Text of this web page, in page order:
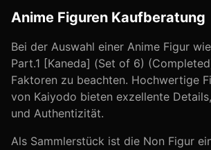
Anime Figuren Kaufberatung
Bei der Auswahl einer Anime Figur wie
Part.1 [Kaneda] (Set of 6)
Faktoren zu beachten. Hochwertige
von Kaiyodo bieten exzellente
und Authentizität.
Als Sammlerstück ist die Non Figur